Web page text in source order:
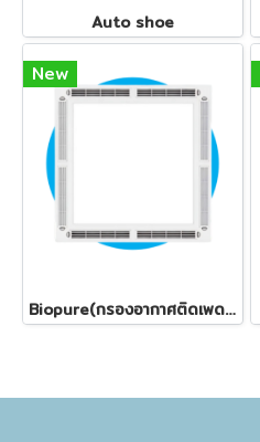
Auto shoe
New
Biopure(กรองอากาศติดเพดาน)